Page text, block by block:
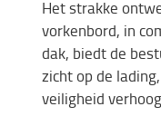
Het strakke
vorkenbord, in
dak, biedt de
zicht op de
veiligheid